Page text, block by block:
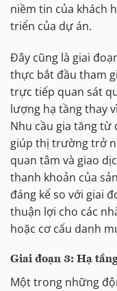
niềm tin của khách
triển của dự án.
Đây cũng là giai
thực bắt đầu tham
trực tiếp quan sát
lượng hạ tầng thay
Nhu cầu gia tăng từ
giúp thị trường trở
quan tâm và giao
thanh khoản của
đáng kể so với giai
thuận lợi cho các
hoặc cơ cấu danh
Giai đoạn 3: Hạ
Một trong những